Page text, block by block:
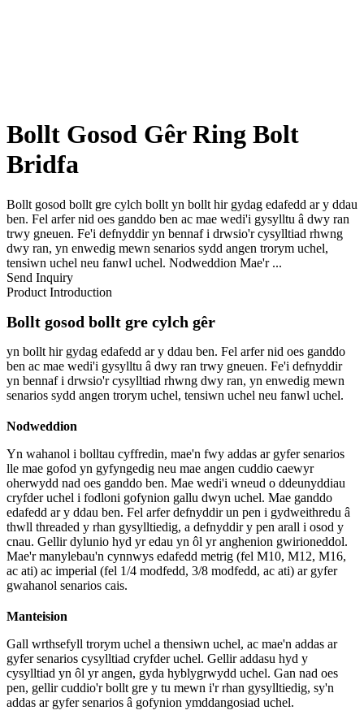
Bollt Gosod Gêr Ring Bolt
Bridfa
Bollt gosod bollt gre cylch bollt yn bollt hir gydag edafedd ar y ddau
ben. Fel arfer nid oes ganddo ben ac mae wedi'i gysylltu â dwy ran
trwy gneuen. Fe'i defnyddir yn bennaf i drwsio'r cysylltiad rhwng
dwy ran, yn enwedig mewn senarios sydd angen trorym uchel,
tensiwn uchel neu fanwl uchel. Nodweddion Mae'r ...
Send Inquiry
Product Introduction
Bollt gosod bollt gre cylch gêr
yn bollt hir gydag edafedd ar y ddau ben. Fel arfer nid oes ganddo
ben ac mae wedi'i gysylltu â dwy ran trwy gneuen. Fe'i defnyddir
yn bennaf i drwsio'r cysylltiad rhwng dwy ran, yn enwedig mewn
senarios sydd angen trorym uchel, tensiwn uchel neu fanwl uchel.
Nodweddion
Yn wahanol i bolltau cyffredin, mae'n fwy addas ar gyfer senarios
lle mae gofod yn gyfyngedig neu mae angen cuddio caewyr
oherwydd nad oes ganddo ben. Mae wedi'i wneud o ddeunyddiau
cryfder uchel i fodloni gofynion gallu dwyn uchel. Mae ganddo
edafedd ar y ddau ben. Fel arfer defnyddir un pen i gydweithredu â
thwll threaded y rhan gysylltiedig, a defnyddir y pen arall i osod y
cnau. Gellir dylunio hyd yr edau yn ôl yr anghenion gwirioneddol.
Mae'r manylebau'n cynnwys edafedd metrig (fel M10, M12, M16,
ac ati) ac imperial (fel 1/4 modfedd, 3/8 modfedd, ac ati) ar gyfer
gwahanol senarios cais.
Manteision
Gall wrthsefyll trorym uchel a thensiwn uchel, ac mae'n addas ar
gyfer senarios cysylltiad cryfder uchel. Gellir addasu hyd y
cysylltiad yn ôl yr angen, gyda hyblygrwydd uchel. Gan nad oes
pen, gellir cuddio'r bollt gre y tu mewn i'r rhan gysylltiedig, sy'n
addas ar gyfer senarios â gofynion ymddangosiad uchel.